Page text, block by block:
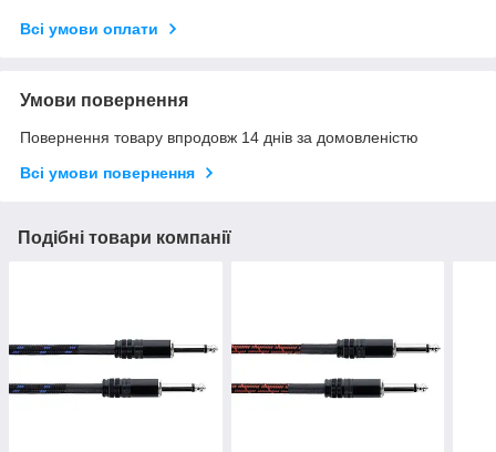
Всі умови оплати
Умови повернення
Повернення товару впродовж 14 днів за домовленістю
Всі умови повернення
Подібні товари компанії